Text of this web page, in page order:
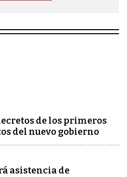
de los primeros
del nuevo gobierno
asistencia de